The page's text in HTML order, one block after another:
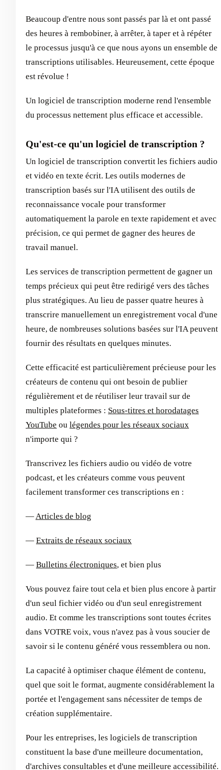
Beaucoup d'entre nous sont passés par là et ont passé
des heures à rembobiner, à arrêter, à taper et à répéter
le processus jusqu'à ce que nous ayons un ensemble de
transcriptions utilisables. Heureusement, cette époque
est révolue !
Un logiciel de transcription moderne rend l'ensemble
du processus nettement plus efficace et accessible.
Qu'est-ce qu'un logiciel de transcription ?
Un logiciel de transcription convertit les fichiers audio
et vidéo en texte écrit. Les outils modernes de
transcription basés sur l'IA utilisent des outils de
reconnaissance vocale pour transformer
automatiquement la parole en texte rapidement et avec
précision, ce qui permet de gagner des heures de
travail manuel.
Les services de transcription permettent de gagner un
temps précieux qui peut être redirigé vers des tâches
plus stratégiques. Au lieu de passer quatre heures à
transcrire manuellement un enregistrement vocal d'une
heure, de nombreuses solutions basées sur l'IA peuvent
fournir des résultats en quelques minutes.
Cette efficacité est particulièrement précieuse pour les
créateurs de contenu qui ont besoin de publier
régulièrement et de réutiliser leur travail sur de
multiples plateformes : Sous-titres et horodatages
YouTube ou légendes pour les réseaux sociaux
n'importe qui ?
Transcrivez les fichiers audio ou vidéo de votre
podcast, et les créateurs comme vous peuvent
facilement transformer ces transcriptions en :
— Articles de blog
— Extraits de réseaux sociaux
— Bulletins électroniques, et bien plus
Vous pouvez faire tout cela et bien plus encore à partir
d'un seul fichier vidéo ou d'un seul enregistrement
audio. Et comme les transcriptions sont toutes écrites
dans VOTRE voix, vous n'avez pas à vous soucier de
savoir si le contenu généré vous ressemblera ou non.
La capacité à optimiser chaque élément de contenu,
quel que soit le format, augmente considérablement la
portée et l'engagement sans nécessiter de temps de
création supplémentaire.
Pour les entreprises, les logiciels de transcription
constituent la base d'une meilleure documentation,
d'archives consultables et d'une meilleure accessibilité.